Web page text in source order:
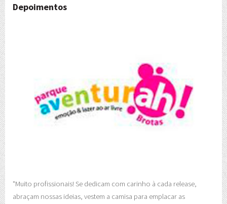
Depoimentos
"Muito profissionais! Se dedicam com carinho à cada release,
abraçam nossas ideias, vestem a camisa para emplacar as